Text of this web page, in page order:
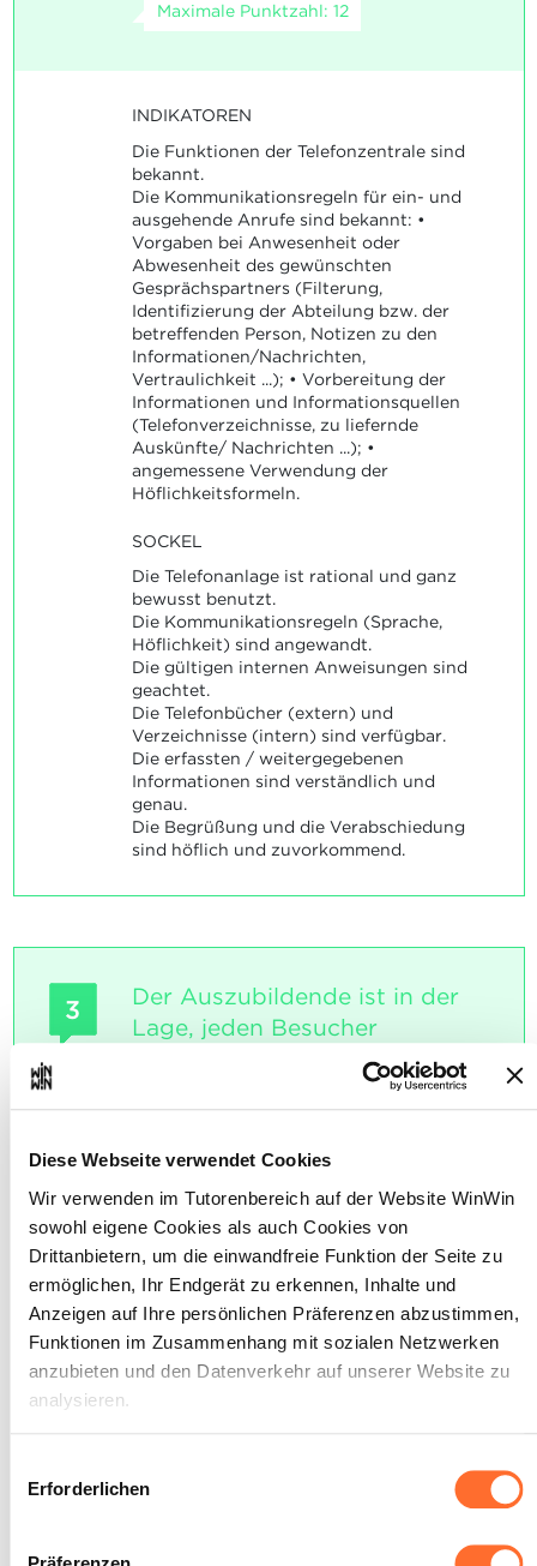
Diese Webseite verwendet Cookies
Wir verwenden im Tutorenbereich auf der Website WinWin
sowohl eigene Cookies als auch Cookies von
Drittanbietern, um die einwandfreie Funktion der Seite zu
ermöglichen, Ihr Endgerät zu erkennen, Inhalte und
Anzeigen auf Ihre persönlichen Präferenzen abzustimmen,
Funktionen im Zusammenhang mit sozialen Netzwerken
anzubieten und den Datenverkehr auf unserer Website zu
analysieren.
akzeptieren, ablehnen oder konfigurieren. Davon
ausgenommen sind Cookies, die für die Funktion der
Website unbedingt erforderlich sind. Eine Beschreibung der
Erforderlichen
Maximale Punktzahl: 12
INDIKATOREN
Die Funktionen der Telefonzentrale sind
bekannt.
Die Kommunikationsregeln für ein- und
ausgehende Anrufe sind bekannt: •
Vorgaben bei Anwesenheit oder
Abwesenheit des gewünschten
Gesprächspartners (Filterung,
Identifizierung der Abteilung bzw. der
betreffenden Person, Notizen zu den
Informationen/Nachrichten,
Vertraulichkeit ...); • Vorbereitung der
Informationen und Informationsquellen
(Telefonverzeichnisse, zu liefernde
Auskünfte/ Nachrichten ...); •
angemessene Verwendung der
Höflichkeitsformeln.
SOCKEL
Die Telefonanlage ist rational und ganz
bewusst benutzt.
Die Kommunikationsregeln (Sprache,
Höflichkeit) sind angewandt.
Die gültigen internen Anweisungen sind
geachtet.
Die Telefonbücher (extern) und
Verzeichnisse (intern) sind verfügbar.
Die erfassten / weitergegebenen
Informationen sind verständlich und
genau.
Die Begrüßung und die Verabschiedung
sind höflich und zuvorkommend.
3
Der Auszubildende ist in der
Lage, jeden Besucher
professionell zu empfangen.
Maximale Punktzahl: 12
Die wesentlichen Regeln für den Empfang
eines Besuchers sind bekannt: • den
Besucher bei seiner Ankunft begrüßen, •
sein Anliegen richtig verstehen, • den
Gesprächspartner/die Kontaktperson
ausfindig machen, • dem Besucher